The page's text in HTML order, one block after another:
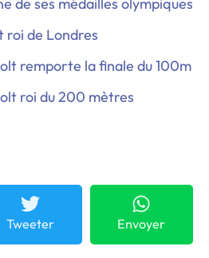
roi de Londres
remporte la finale du 100m
roi du 200 mètres
Tweeter Envoyer